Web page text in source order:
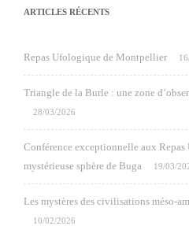
ARTICLES RÉCENTS
Repas Ufologique de Montpellier
Triangle de la Burle : une zone
28/03/2026
Conférence exceptionnelle aux
mystérieuse sphère de Buga
19/03/
Les mystères des civilisations méso-
10/02/2026